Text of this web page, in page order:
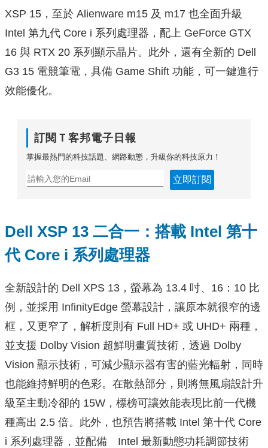
XSP 15，至於 Alienware m15 及 m17 也全面升級
Intel 第九代 Core i 系列處理器，配上 GeForce GTX
16 與 RTX 20 系列顯示晶片。此外，還有全新的 Dell
G3 15 電競筆電，具備 Game Shift 功能，可一鍵進行
效能優化。
訂閱Ｔ客邦電子日報
掌握最熱門的科技話題、網路動態，升級你的科技原力！
立即訂閱
Dell XSP 13 二合一：搭載 Intel 第十
代 Core i 系列處理器
全新設計的 Dell XPS 13，螢幕為 13.4 吋、16：10 比
例，並採用 InfinityEdge 螢幕設計，讓原本就很窄的邊
框，又更窄了，解析度則有 Full HD+ 或 UHD+ 兩種，
並支援 Dolby Vision 超鮮明畫質技術，透過 Dolby
Vision 顯示技術，可減少顯示器有害的藍光輻射，同時
也能維持鮮明的色彩。在散熱部分，則將無風扇設計升
級至主動冷卻的 15W，標榜可讓效能表現比前一代機
種高出 2.5 倍。此外，也預告將搭載 Intel 第十代 Core
i 系列處理器，並配備 Intel 最新動態功耗調節技術